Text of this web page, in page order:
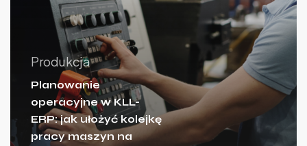
Produkcja
Planowanie
operacyjne w KLL-
ERP: jak ułożyć kolejkę
pracy maszyn na